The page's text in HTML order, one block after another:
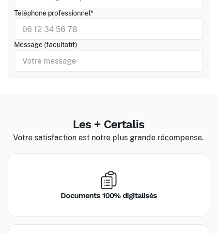
Téléphone professionnel*
Message (facultatif)
Les + Certalis
Votre satisfaction est notre plus grande récompense.
Documents 100% digitalisés